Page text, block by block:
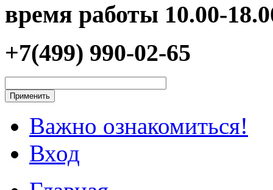
время работы 10.00-
+7(499) 990-02-65
Важно ознакомиться!
Вход